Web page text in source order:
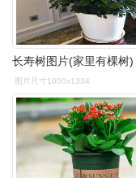
图片尺寸1000x1334